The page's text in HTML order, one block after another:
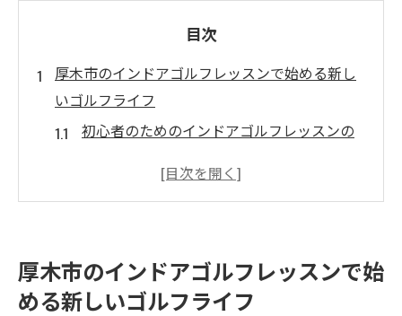
目次
厚木市のインドアゴルフレッスンで始める新し
いゴルフライフ
初心者のためのインドアゴルフレッスンの
厚木市の人気インドアゴルフ施設の特徴
家族で楽しく参加できるインドアゴルフイ
ベント
厚木市のインドアゴルフレッスンで始
める新しいゴルフライフ